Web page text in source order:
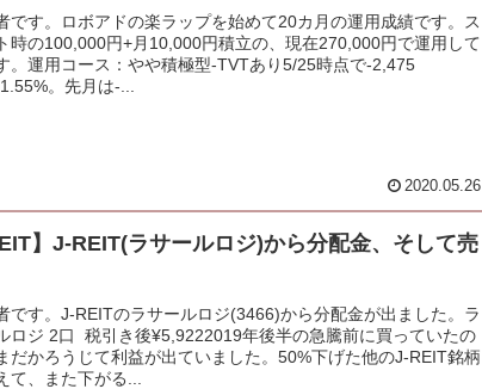
です。ロボアドの楽ラップを始めて20カ月の運用成績です。ス
時の100,000円+月10,000円積立の、現在270,000円で運用して
。運用コース：やや積極型-TVTあり5/25時点で-2,475
。先月は-...
2020.05.26
】J-REIT(ラサールロジ)から分配金、そして売
です。J-REITのラサールロジ(3466)から分配金が出ました。ラ
ロジ 2口 税引き後¥5,9222019年後半の急騰前に買っていたの
だかろうじて利益が出ていました。50%下げた他のJ-REIT銘柄
て、また下がる...